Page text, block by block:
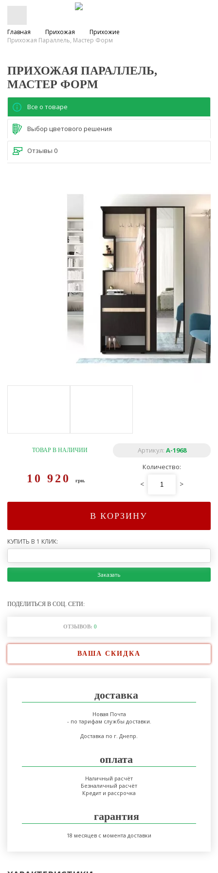
Главная Прихожая
Прихожие
Прихожая Параллель, Мастер Форм
ПРИХОЖАЯ ПАРАЛЛЕЛЬ,
МАСТЕР ФОРМ
Все о товаре
Выбор цветового решения
Отзывы 0
ТОВАР В НАЛИЧИИ Артикул: A-1968
10 920грн.
Количество:
< >
В КОРЗИНУ
КУПИТЬ В 1 КЛИК:
Заказать
ПОДЕЛИТЬСЯ В СОЦ. СЕТИ:
ОТЗЫВОВ: 0
ВАША СКИДКА
доставка
Новая Почта
- по тарифам службы доставки.
Доставка по г. Днепр.
оплата
Наличный расчёт
Безналичный расчёт
Кредит и рассрочка
гарантия
18 месяцев с момента доставки